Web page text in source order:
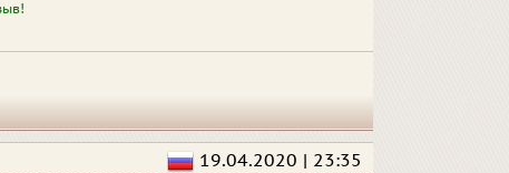
19.04.2020 | 23:35